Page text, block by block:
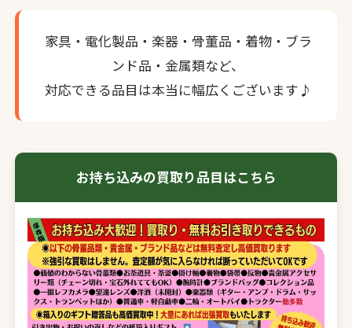
家具・電化製品・楽器・骨董品・着物・ブラ
ンド品・金属類など、
対応できる品目は本当に幅広くございます♪
お持ち込みの買取り品目はこちら